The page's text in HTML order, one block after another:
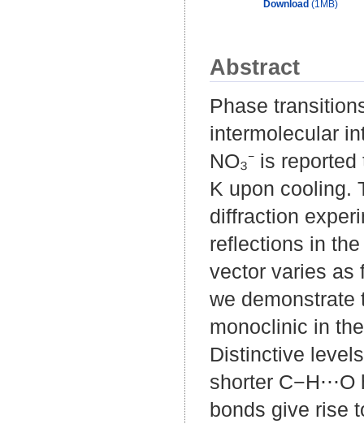
Download (1MB)
Abstract
Phase
intermolecular
NO₃⁻ is
K upon cooling.
diffraction
reflections in
vector varies as
we demonstrate
monoclinic in
Distinctive
shorter
bonds give rise